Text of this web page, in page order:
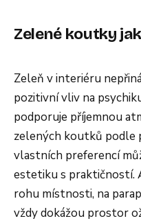
Zelené koutky
Zeleň v interiéru
pozitivní vliv na
podporuje příjemnou
zelených koutků podle
vlastních preferencí
estetiku s praktičností.
rohu místnosti, na
vždy dokážou prostor